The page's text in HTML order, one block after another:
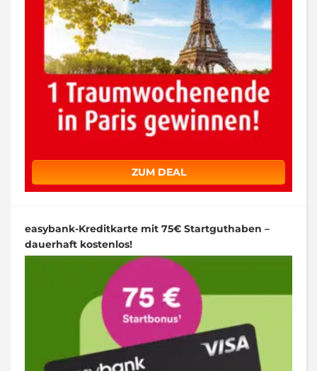
ZUM DEAL
easybank-Kreditkarte mit 75€ Startguthaben –
dauerhaft kostenlos!